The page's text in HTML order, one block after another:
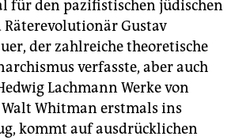
für den pazifistischen jüdischen
Gustav
der zahlreiche theoretische
verfasste, aber auch
Lachmann Werke von
Whitman erstmals ins
kommt auf ausdrücklichen